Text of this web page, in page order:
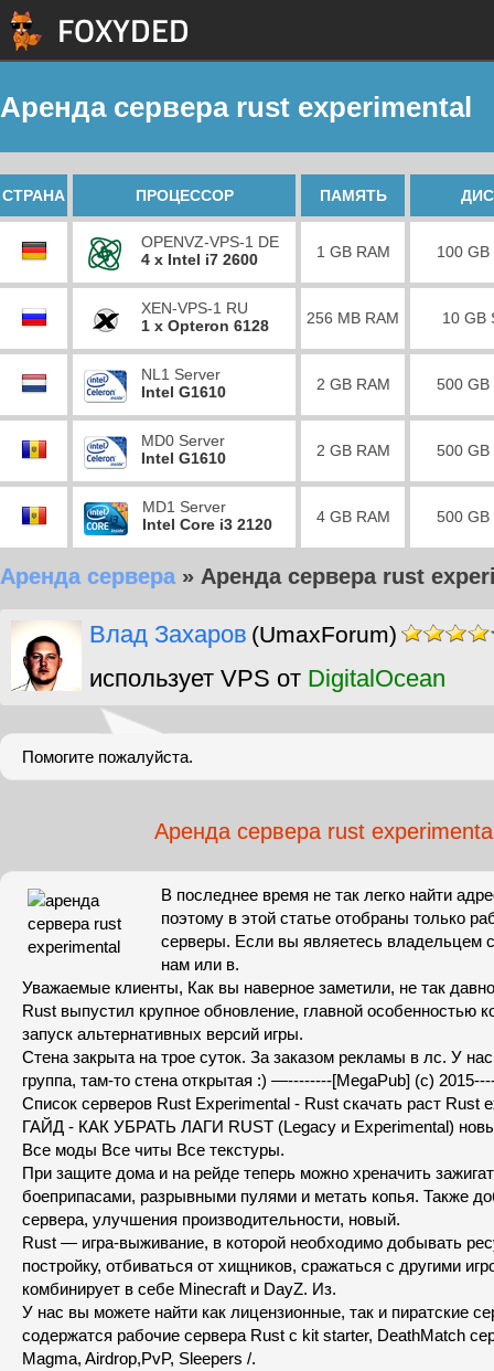
Аренда сервера rust experimental
СТРАНА ПРОЦЕССОР ПАМЯТЬ
OPENVZ-VPS-1 DE
4 x Intel i7 2600
1 GB RAM 100 GB
XEN-VPS-1 RU
1 x Opteron 6128
256 MB RAM 10 GB
NL1 Server
Intel G1610
2 GB RAM 500 GB
MD0 Server
Intel G1610
2 GB RAM 500 GB
MD1 Server
Intel Core i3 2120
4 GB RAM 500 GB
Аренда сервера» Аренда сервера rust
Влад Захаров (UmaxForum)
использует VPS от DigitalOcean
Помогите пожалуйста.
Аренда сервера rust
В последнее время не так легко найти
поэтому в этой статье отобраны только
серверы. Если вы являетесь владельцем
нам или в.
Уважаемые клиенты, Как вы наверное заметили, не так
Rust выпустил крупное обновление, главной особенностью
запуск альтернативных версий игры.
Стена закрыта на трое суток. За заказом рекламы в лс. У
группа, там-то стена открытая :) —--------[MegaPub] (c)
Список серверов Rust Experimental - Rust скачать раст Rust
ГАЙД - КАК УБРАТЬ ЛАГИ RUST (Legacy и Experimental)
Все моды Все читы Все текстуры.
При защите дома и на рейде теперь можно хреначить
боеприпасами, разрывными пулями и метать копья. Также
сервера, улучшения производительности, новый.
Rust — игра-выживание, в которой необходимо добывать
постройку, отбиваться от хищников, сражаться с другими
комбинирует в себе Minecraft и DayZ. Из.
У нас вы можете найти как лицензионные, так и пиратские
содержатся рабочие сервера Rust с kit starter, DeathMatch
Magma, Airdrop,PvP, Sleepers /.